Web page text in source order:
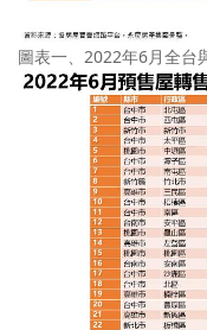
圖表一、2022年6月全台